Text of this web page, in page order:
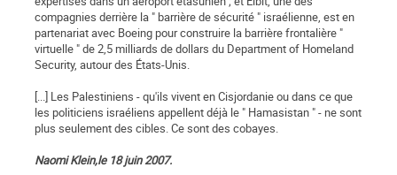
compagnies derrière la " barrière de sécurité " israélienne, est en
partenariat avec Boeing pour construire la barrière frontalière "
virtuelle " de 2,5 milliards de dollars du Department of Homeland
Security, autour des États-Unis.
[...] Les Palestiniens - qu'ils vivent en Cisjordanie ou dans ce que
les politiciens israéliens appellent déjà le " Hamasistan " - ne sont
plus seulement des cibles. Ce sont des cobayes.
Naomi Klein,le 18 juin 2007.